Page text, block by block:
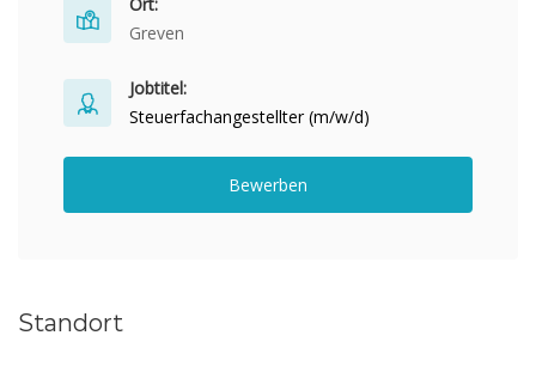
Greven
Jobtitel:
Steuerfachangestellter (m/w/d)
Bewerben
Standort